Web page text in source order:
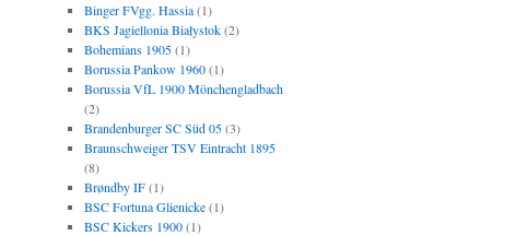
Binger FVgg. Hassia(1)
BKS Jagiellonia Białystok(2)
Bohemians 1905(1)
Borussia Pankow 1960(1)
Borussia VfL 1900 Mönchengladbach
(2)
Brandenburger SC Süd 05(3)
Braunschweiger TSV Eintracht 1895
(8)
Brøndby IF(1)
BSC Fortuna Glienicke(1)
BSC Kickers 1900(1)